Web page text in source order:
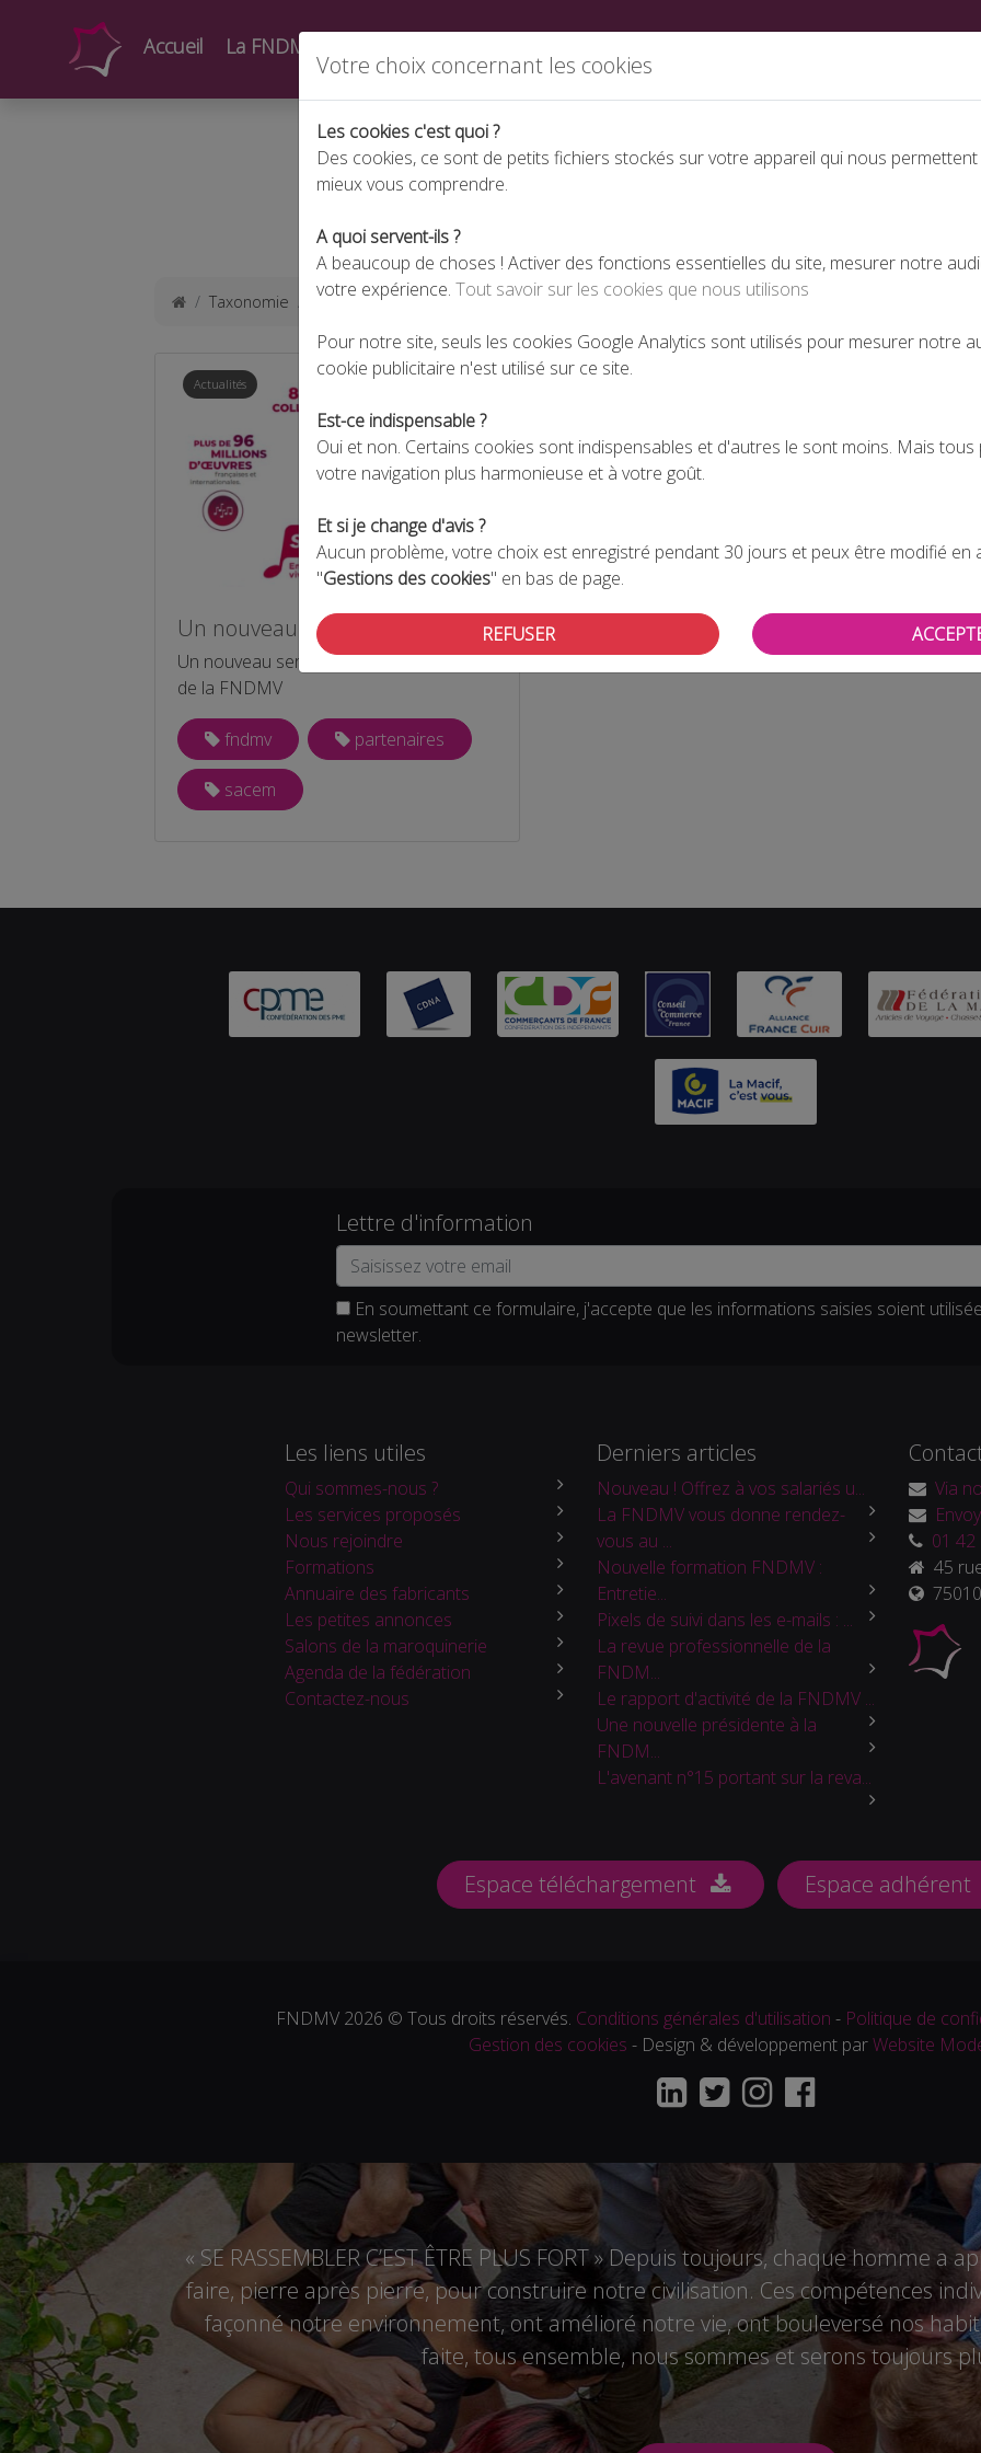
Accueil La FNDMV
Taxonomie sacem
Actualités
Un nouveau service à la FNDMV
Un nouveau service pour les adhérents
de la FNDMV
fndmv partenaires
sacem
Lettre d'information
En soumettant ce formulaire, j'accepte que les informations saisies soient
newsletter.
Les liens utiles
Qui sommes-nous ?
Les services proposés
Nous rejoindre
Formations
Annuaire des fabricants
Les petites annonces
Salons de la maroquinerie
Agenda de la fédération
Contactez-nous
Derniers articles
Nouveau ! Offrez à vos salariés u...
La FNDMV vous donne rendez-
vous au ...
Nouvelle formation FNDMV :
Entretie...
Pixels de suivi dans les e-mails : ...
La revue professionnelle de la
FNDM...
Le rapport d'activité de la FNDMV ...
Une nouvelle présidente à la
FNDM...
L'avenant n°15 portant sur la reva...
Via
01 42
45
75010
Espace téléchargement Espace adhérent
FNDMV 2026 © Tous droits réservés. Conditions générales d'utilisation - Politique de
Gestion des cookies - Design & développement parWebsite
« SE RASSEMBLER C’EST ÊTRE PLUS FORT » Depuis toujours, chaque homme a
faire, pierre après pierre, pour construire notre civilisation. Ces compétences
façonné notre environnement, ont amélioré notre vie, ont bouleversé nos
faite, tous ensemble, nous sommes et serons toujours
Votre choix concernant les cookies
Les cookies c'est quoi ?
Des cookies, ce sont de petits fichiers stockés sur votre appareil qui nous permettent
mieux vous comprendre.
A quoi servent-ils ?
A beaucoup de choses ! Activer des fonctions essentielles du site, mesurer notre
votre expérience. Tout savoir sur les cookies que nous utilisons
Pour notre site, seuls les cookies Google Analytics sont utilisés pour mesurer notre
cookie publicitaire n'est utilisé sur ce site.
Est-ce indispensable ?
Oui et non. Certains cookies sont indispensables et d'autres le sont moins. Mais
votre navigation plus harmonieuse et à votre goût.
Et si je change d'avis ?
Aucun problème, votre choix est enregistré pendant 30 jours et peux être modifié en
"Gestions des cookies" en bas de page.
REFUSER